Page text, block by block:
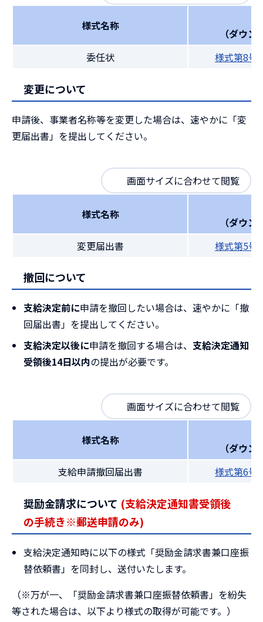
様式名称
（ダウ
委任状
様式第8号
変更について
申請後、事業者名称等を変更した場合は、速やかに「変
更届出書」を提出してください。
画面サイズに合わせて閲覧
様式名称
（ダウ
変更届出書
様式第5号
撤回について
支給決定前に申請を撤回したい場合は、速やかに「撤
回届出書」を提出してください。
支給決定以後に申請を撤回する場合は、 支給決定通知
受領後14日以内の提出が必要です。
画面サイズに合わせて閲覧
様式名称
（ダウ
支給申請撤回届出書
様式第6号
奨励金請求について (支給決定通知書受領後
の手続き※郵送申請のみ)
支給決定通知時に以下の様式「奨励金請求書兼口座振
替依頼書」を同封し、送付いたします。
（※万が一、「奨励金請求書兼口座振替依頼書」を紛失
等された場合は、以下より様式の取得が可能です。）